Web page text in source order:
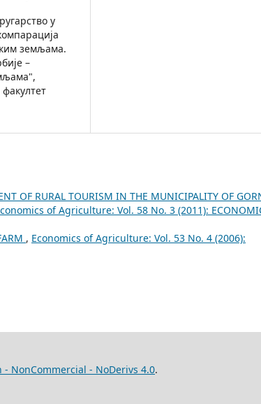
у
земљама.
–
OF RURAL TOURISM IN THE MUNICIPALITY OF
of Agriculture: Vol. 58 No. 3 (2011):
, Economics of Agriculture: Vol. 53 No. 4 (2006):
NonCommercial - NoDerivs 4.0.